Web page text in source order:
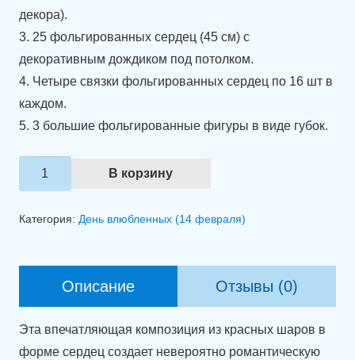
декора).
3. 25 фольгированных сердец (45 см) с
декоративным дождиком под потолком.
4. Четыре связки фольгированных сердец по 16 шт в
каждом.
5. 3 большие фольгированные фигуры в виде губок.
Количество
товара
В корзину
Категория: День влюбленных (14 февраля)
Описание Отзывы (0)
Эта впечатляющая композиция из красных шаров в
форме сердец создает невероятно романтическую